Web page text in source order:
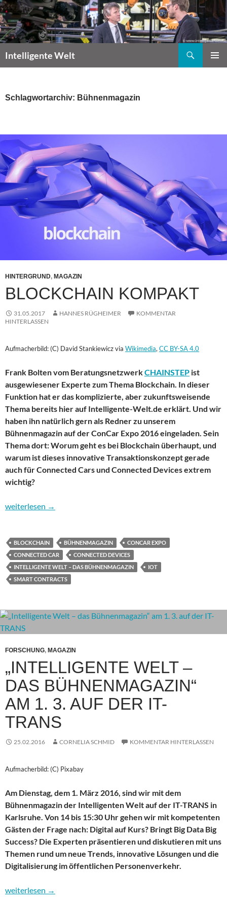
Zum
Inhalt
springen
Intelligente Welt
Schlagwortarchiv: Bühnenmagazin
HINTERGRUND, MAGAZIN
BLOCKCHAIN KOMPAKT
31.05.2017 HANNES RÜGHEIMER
KOMMENTAR
HINTERLASSEN
Aufmacherbild: (C) David Stankiewicz via Wikimedia, CC BY-SA 4.0
Frank Bolten vom BeratungsnetzwerkCHAINSTEP ist
ausgewiesener Experte zum Thema Blockchain. In dieser
Funktion hat er das komplizierte, aber zukunftsweisende
Thema bereits hier auf Intelligente-Welt.de erklärt. Und wir
haben ihn natürlich gern als Redner zu unserem
Bühnenmagazin auf der ConCar Expo 2016 eingeladen. Sein
Thema dort: Worum geht es bei Blockchain überhaupt, und
warum ist dieses innovative Transaktionskonzept gerade
auch für Connected Cars und Connected Devices extrem
wichtig?
Blockchain kompakt
weiterlesen →
BLOCKCHAIN BÜHNENMAGAZIN
CONCAR EXPO
CONNECTED CAR
CONNECTED DEVICES
INTELLIGENTE WELT – DAS BÜHNENMAGAZIN
IOT
SMART CONTRACTS
FORSCHUNG, MAGAZIN
„INTELLIGENTE WELT –
DAS BÜHNENMAGAZIN“
AM 1. 3. AUF DER IT-
TRANS
25.02.2016 CORNELIA SCHMID KOMMENTAR HINTERLASSEN
Aufmacherbild: (C) Pixabay
Am Dienstag, dem 1. März 2016, sind wir mit dem
Bühnenmagazin der Intelligenten Welt auf der IT-TRANS in
Karlsruhe. Von 14 bis 15:30 Uhr gehen wir mit kompetenten
Gästen der Frage nach: Digital auf Kurs? Bringt Big Data Big
Success? Die Experten präsentieren und diskutieren mit uns
Themen rund um neue Trends, innovative Lösungen und die
Digitalisierung im öffentlichen Personenverkehr.
„Intelligente Welt – das Bühnenmagazin“ am 1. 3. auf der IT-
weiterlesen →